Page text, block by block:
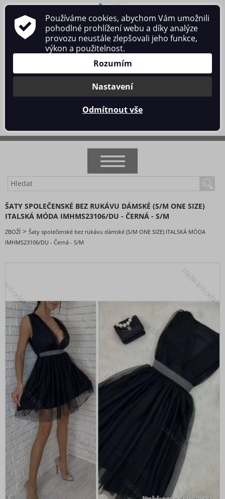
O nás Obchodní podmínky
Ochrana osobních údajů
Kontakt
Přihlásit se/Registrace
NOVINKY
AKCE
DOPORUČENÉ
BESTSELLERY
Nadměrné velikosti
Doplňky módy
Obuv - Boty
Oblečení bez potisku
Extravagantní móda
ŠATY SPOLEČENSKÉ BEZ RUKÁVU DÁMSKÉ (S/M ONE SIZE)
ITALSKÁ MÓDA IMHMS23106/DU - ČERNÁ - S/M
ZBOŽÍ > Šaty společenské bez rukávu dámské (S/M ONE SIZE) ITALSKÁ MÓDA
IMHMS23106/DU - Černá - S/M
Používáme cookies, abychom Vám umožnili
pohodlné prohlížení webu a díky analýze
provozu neustále zlepšovali jeho funkce,
výkon a použitelnost.
Rozumím
Nastavení
Odmítnout vše